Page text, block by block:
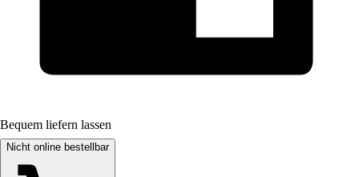
Bequem liefern lassen
Nicht online bestellbar